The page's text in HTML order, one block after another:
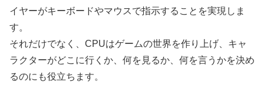
イヤーがキーボードやマウスで指示することを実現しま
す。
それだけでなく、CPUはゲームの世界を作り上げ、キャ
ラクターがどこに行くか、何を見るか、何を言うかを決め
るのにも役立ちます。